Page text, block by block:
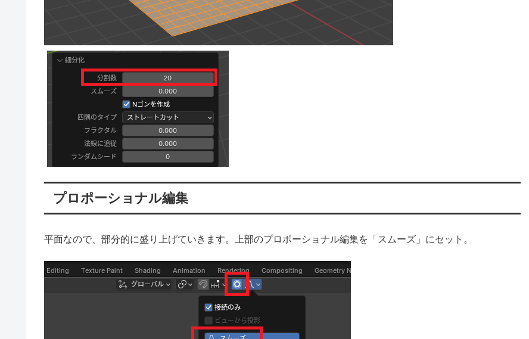
プロポーショナル編集
平面なので、部分的に盛り上げていきます。上部のプロポーショナル編集を「スムーズ」にセット。